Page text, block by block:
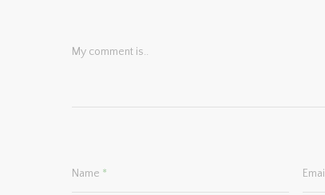
My comment is..
Name * Email